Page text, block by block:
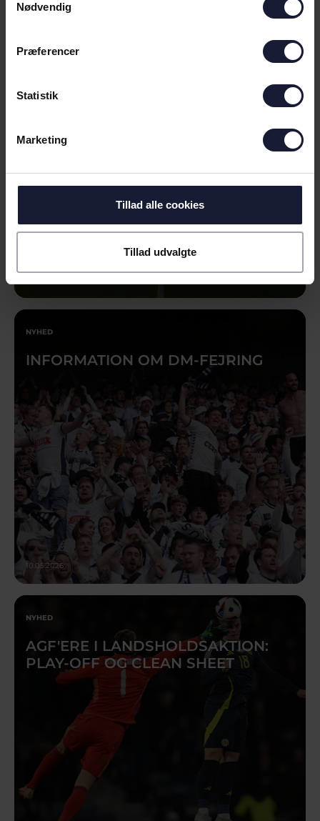
Nødvendig
Præferencer
Statistik
Marketing
Tillad alle cookies
Tillad udvalgte
NYHED
SPILLERNE KØRER I ÅBEN BUS TIL
NYHED
INFORMATION OM DM-FEJRING
10.05.2026
NYHED
AGF'ERE I LANDSHOLDSAKTION:
PLAY-OFF OG CLEAN SHEET